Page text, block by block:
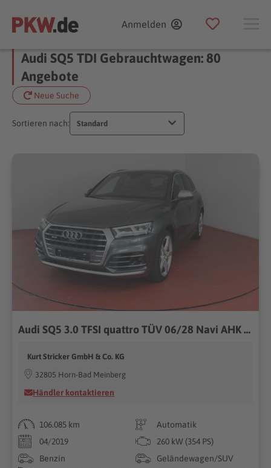
Anmelden
Audi SQ5 TDI Gebrauchtwagen: 80
Angebote
Neue Suche
Sortieren nach: Standard
Audi SQ5 3.0 TFSI quattro TÜV 06/28 Navi AHK 360°
Kurt Stricker GmbH & Co. KG
32805 Horn-Bad Meinberg
Händler kontaktieren
106.085 km
Automatik
04/2019
260 kW (354 PS)
Benzin
Geländewagen/SUV